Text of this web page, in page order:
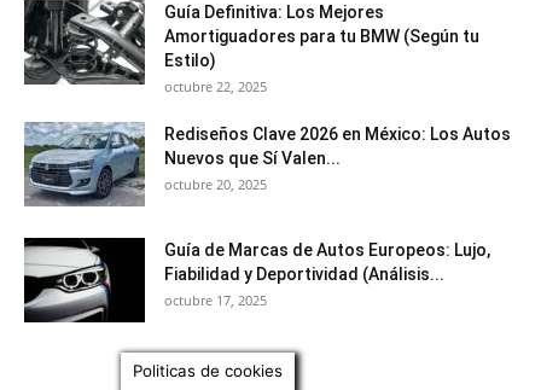
Guía Definitiva: Los Mejores
Amortiguadores para tu BMW (Según tu
Estilo)
octubre 22, 2025
Rediseños Clave 2026 en México: Los Autos
Nuevos que Sí Valen...
octubre 20, 2025
Guía de Marcas de Autos Europeos: Lujo,
Fiabilidad y Deportividad (Análisis...
octubre 17, 2025
Politicas de cookies